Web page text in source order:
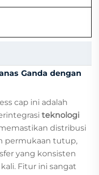
Ganda dengan
cap ini adalah
teknologi
distribusi
permukaan tutup,
yang konsisten
Fitur ini sangat